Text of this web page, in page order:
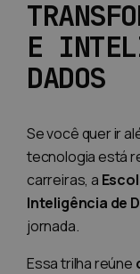
E
DADOS
Se você quer ir
tecnologia está
carreiras, a
Inteligência de
jornada.
Essa trilha reúne